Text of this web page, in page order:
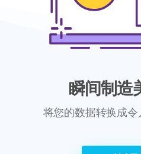
瞬间制造
将您的数据转换成